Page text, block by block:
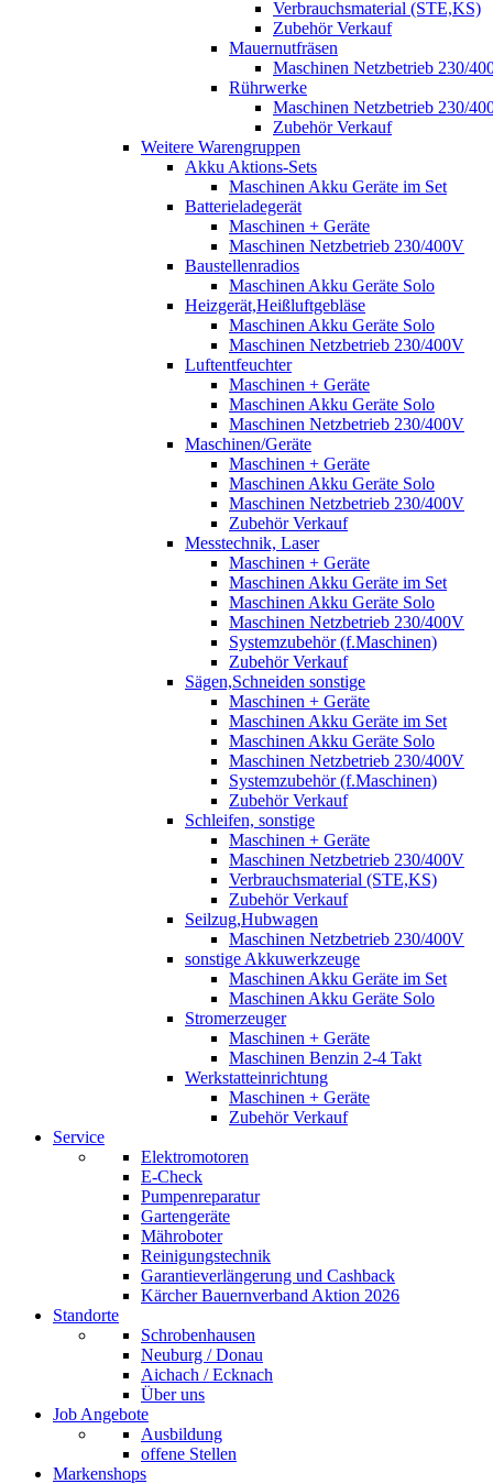
Verbrauchsmaterial (STE,KS)
Zubehör Verkauf
Mauernutfräsen
Maschinen Netzbetrieb 230/
Rührwerke
Maschinen Netzbetrieb 230/
Zubehör Verkauf
Weitere Warengruppen
Akku Aktions-Sets
Maschinen Akku Geräte im Set
Batterieladegerät
Maschinen + Geräte
Maschinen Netzbetrieb 230/400V
Baustellenradios
Maschinen Akku Geräte Solo
Heizgerät,Heißluftgebläse
Maschinen Akku Geräte Solo
Maschinen Netzbetrieb 230/400V
Luftentfeuchter
Maschinen + Geräte
Maschinen Akku Geräte Solo
Maschinen Netzbetrieb 230/400V
Maschinen/Geräte
Maschinen + Geräte
Maschinen Akku Geräte Solo
Maschinen Netzbetrieb 230/400V
Zubehör Verkauf
Messtechnik, Laser
Maschinen + Geräte
Maschinen Akku Geräte im Set
Maschinen Akku Geräte Solo
Maschinen Netzbetrieb 230/400V
Systemzubehör (f.Maschinen)
Zubehör Verkauf
Sägen,Schneiden sonstige
Maschinen + Geräte
Maschinen Akku Geräte im Set
Maschinen Akku Geräte Solo
Maschinen Netzbetrieb 230/400V
Systemzubehör (f.Maschinen)
Zubehör Verkauf
Schleifen, sonstige
Maschinen + Geräte
Maschinen Netzbetrieb 230/400V
Verbrauchsmaterial (STE,KS)
Zubehör Verkauf
Seilzug,Hubwagen
Maschinen Netzbetrieb 230/400V
sonstige Akkuwerkzeuge
Maschinen Akku Geräte im Set
Maschinen Akku Geräte Solo
Stromerzeuger
Maschinen + Geräte
Maschinen Benzin 2-4 Takt
Werkstatteinrichtung
Maschinen + Geräte
Zubehör Verkauf
Service
Elektromotoren
E-Check
Pumpenreparatur
Gartengeräte
Mähroboter
Reinigungstechnik
Garantieverlängerung und Cashback
Kärcher Bauernverband Aktion 2026
Standorte
Schrobenhausen
Neuburg / Donau
Aichach / Ecknach
Über uns
Job Angebote
Ausbildung
offene Stellen
Markenshops